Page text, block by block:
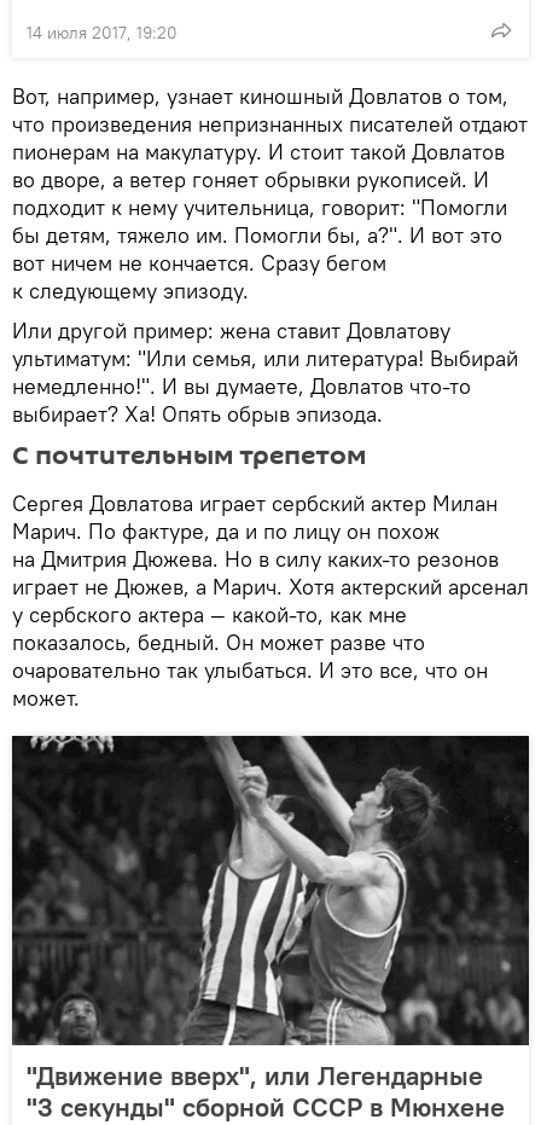
14 июля 2017, 19:20
Вот, например, узнает киношный Довлатов о том,
что произведения непризнанных писателей отдают
пионерам на макулатуру. И стоит такой Довлатов
во дворе, а ветер гоняет обрывки рукописей. И
подходит к нему учительница, говорит: "Помогли
бы детям, тяжело им. Помогли бы, а?". И вот это
вот ничем не кончается. Сразу бегом
к следующему эпизоду.
Или другой пример: жена ставит Довлатову
ультиматум: "Или семья, или литература! Выбирай
немедленно!". И вы думаете, Довлатов что-то
выбирает? Ха! Опять обрыв эпизода.
С почтительным трепетом
Сергея Довлатова играет сербский актер Милан
Марич. По фактуре, да и по лицу он похож
на Дмитрия Дюжева. Но в силу каких-то резонов
играет не Дюжев, а Марич. Хотя актерский арсенал
у сербского актера — какой-то, как мне
показалось, бедный. Он может разве что
очаровательно так улыбаться. И это все, что он
может.
"Движение вверх", или Легендарные
"3 секунды" сборной СССР в Мюнхене